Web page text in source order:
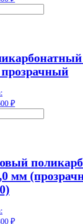
прозрачный
₽
мм
₽